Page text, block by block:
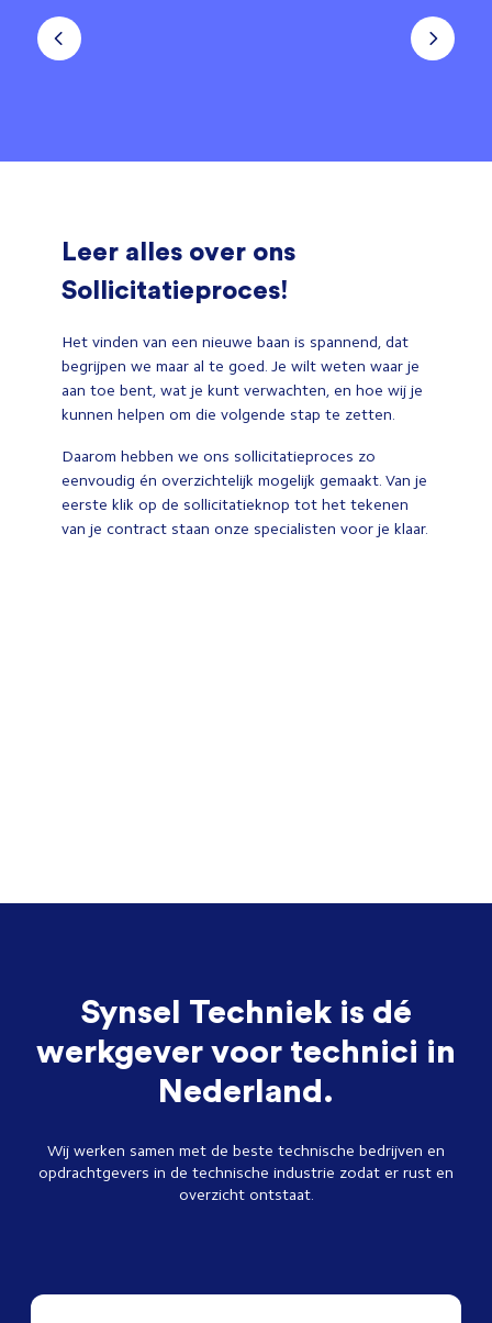
Leer alles over ons
Sollicitatieproces!
Het vinden van een nieuwe baan is spannend, dat
begrijpen we maar al te goed. Je wilt weten waar je
aan toe bent, wat je kunt verwachten, en hoe wij je
kunnen helpen om die volgende stap te zetten.
Daarom hebben we ons sollicitatieproces zo
eenvoudig én overzichtelijk mogelijk gemaakt. Van je
eerste klik op de sollicitatieknop tot het tekenen
van je contract staan onze specialisten voor je klaar.
Synsel Techniek is dé
werkgever voor technici in
Nederland.
Wij werken samen met de beste technische bedrijven en
opdrachtgevers in de technische industrie zodat er rust en
overzicht ontstaat.